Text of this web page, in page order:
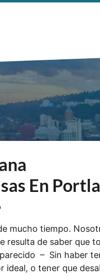
En
mucho tiempo.
resulta de saber que
– Sin haber
ideal, o tener que